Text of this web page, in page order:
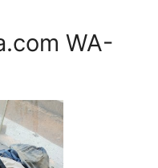
WA-